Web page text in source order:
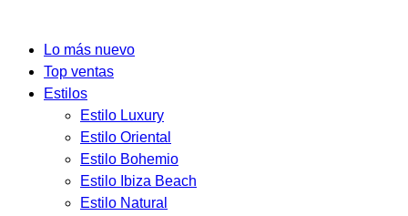
Lo más nuevo
Top ventas
Estilos
Estilo Luxury
Estilo Oriental
Estilo Bohemio
Estilo Ibiza Beach
Estilo Natural